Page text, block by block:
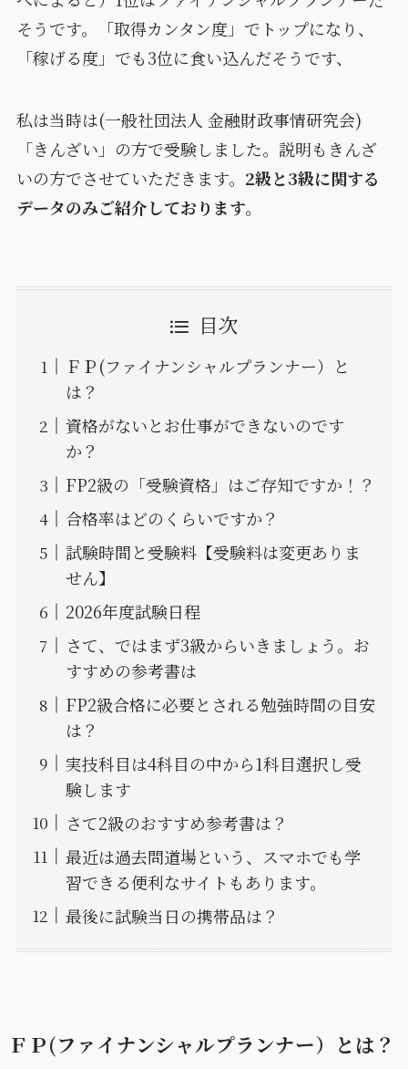
そうです。「取得カンタン度」でトップになり、
「稼げる度」でも3位に食い込んだそうです、
私は当時は(一般社団法人 金融財政事情研究会)
「きんざい」の方で受験しました。説明もきんざ
いの方でさせていただきます。 2級と3級に関する
データのみご紹介しております。
目次
ＦＰ(ファイナンシャルプランナー）と
は？
資格がないとお仕事ができないのです
か？
FP2級の「受験資格」はご存知ですか！？
合格率はどのくらいですか？
試験時間と受験料【受験料は変更ありま
せん】
2026年度試験日程
さて、ではまず3級からいきましょう。お
すすめの参考書は
FP2級合格に必要とされる勉強時間の目安
は？
実技科目は4科目の中から1科目選択し受
験します
さて2級のおすすめ参考書は？
最近は過去問道場という、スマホでも学
習できる便利なサイトもあります。
最後に試験当日の携帯品は？
ＦＰ(ファイナンシャルプランナー）とは？